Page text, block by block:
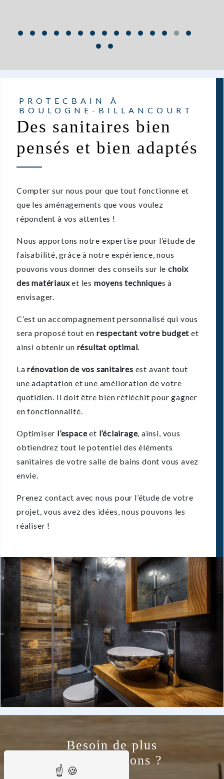
PROTECBAIN À
BOULOGNE-BILLANCOURT
Des sanitaires bien
pensés et bien adaptés
Compter sur nous pour que tout fonctionne et
que les aménagements que vous voulez
répondent à vos attentes !
Nous apportons notre expertise pour l’étude de
faisabilité, grâce à notre expérience, nous
pouvons vous donner des conseils sur le choix
des matériauxet les moyens techniques à
envisager.
C’est un accompagnement personnalisé qui vous
sera proposé tout en respectant votre budget et
ainsi obtenir un résultat optimal.
Larénovation de vos sanitaires est avant tout
une adaptation et une amélioration de votre
quotidien. Il doit être bien réfléchit pour gagner
en fonctionnalité.
Optimiser l’espaceet l’éclairage, ainsi, vous
obtiendrez tout le potentiel des éléments
sanitaires de votre salle de bains dont vous avez
envie.
Prenez contact avec nous pour l’étude de votre
projet, vous avez des idées, nous pouvons les
réaliser !
Besoin de plus
d'informations ?